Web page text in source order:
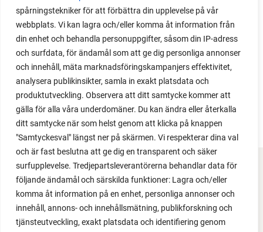
spårningstekniker för att förbättra din upplevelse på vår
webbplats. Vi kan lagra och/eller komma åt information från
din enhet och behandla personuppgifter, såsom din IP-adress
och surfdata, för ändamål som att ge dig personliga annonser
och innehåll, mäta marknadsföringskampanjers effektivitet,
analysera publikinsikter, samla in exakt platsdata och
produktutveckling. Observera att ditt samtycke kommer att
gälla för alla våra underdomäner. Du kan ändra eller återkalla
ditt samtycke när som helst genom att klicka på knappen
"Samtyckesval" längst ner på skärmen. Vi respekterar dina val
och är fast beslutna att ge dig en transparent och säker
surfupplevelse. Tredjepartsleverantörerna behandlar data för
följande ändamål och särskilda funktioner: Lagra och/eller
komma åt information på en enhet, personliga annonser och
innehåll, annons- och innehållsmätning, publikforskning och
tjänsteutveckling, exakt platsdata och identifiering genom
växter i en pallkrage tillsammans med andra växter.
Perfekt om du vill odla mycket i på liten yta.
FACEBOOK
YOUTUBE